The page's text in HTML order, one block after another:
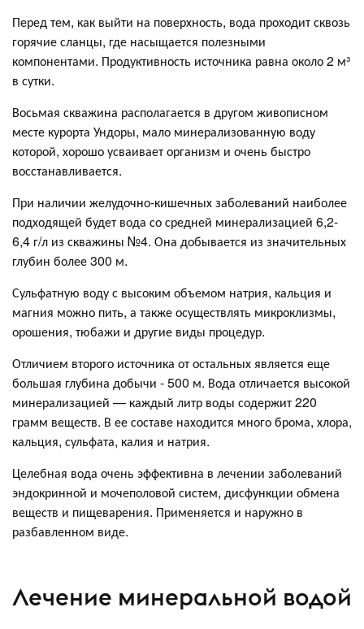
Перед тем, как выйти на поверхность, вода проходит сквозь
горячие сланцы, где насыщается полезными
компонентами. Продуктивность источника равна около 2 м³
в сутки.
Восьмая скважина располагается в другом живописном
месте курорта Ундоры, мало минерализованную воду
которой, хорошо усваивает организм и очень быстро
восстанавливается.
При наличии желудочно-кишечных заболеваний наиболее
подходящей будет вода со средней минерализацией 6,2-
6,4 г/л из скважины №4. Она добывается из значительных
глубин более 300 м.
Сульфатную воду с высоким объемом натрия, кальция и
магния можно пить, а также осуществлять микроклизмы,
орошения, тюбажи и другие виды процедур.
Отличием второго источника от остальных является еще
большая глубина добычи - 500 м. Вода отличается высокой
минерализацией — каждый литр воды содержит 220
грамм веществ. В ее составе находится много брома, хлора,
кальция, сульфата, калия и натрия.
Целебная вода очень эффективна в лечении заболеваний
эндокринной и мочеполовой систем, дисфункции обмена
веществ и пищеварения. Применяется и наружно в
разбавленном виде.
Лечение минеральной водой